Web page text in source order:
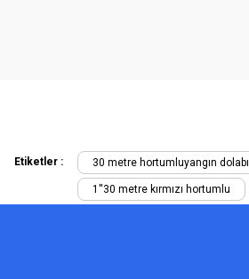
Etiketler : 30 metre hortumluyangın dolabı
1''30 metre kırmızı hortumlu